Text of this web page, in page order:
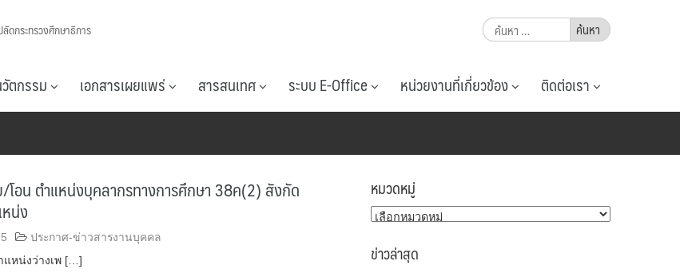
ดกระทรวงศึกษาธิการ
ค้นหา
สำหรับ:
ตกรรม เอกสารเผยแพร่ สารสนเทศ ระบบ E-Office หน่วยงานที่เกี่ยวข้อง ติดต่อเรา
โอน ตำแหน่งบุคลากรทางการศึกษา 38ค(2) สังกัด
น่ง
ประกาศ-ข่าวสารงานบุคคล
แหน่งว่างเพ […]
หมวดหมู่
หมวด
ข่าวล่าสุด